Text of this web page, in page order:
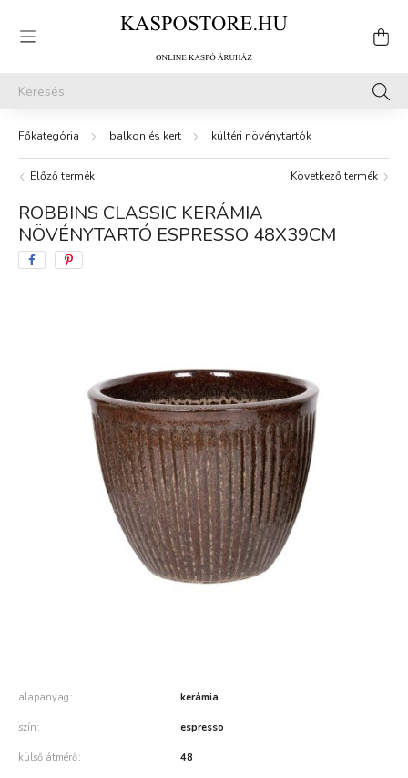
balkon és kert kültéri növénytartók
Előző termék Következő termék
ROBBINS CLASSIC KERÁMIA
NÖVÉNYTARTÓ ESPRESSO 48X39CM
alapanyag kerámia
szín espresso
külső átmérő 48